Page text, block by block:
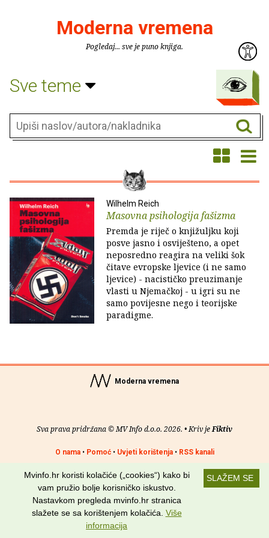
Moderna vremena
Pogledaj... sve je puno knjiga.
Sve teme
Wilhelm Reich
Masovna psihologija fašizma
Premda je riječ o knjižuljku koji
posve jasno i osviješteno, a opet
neposredno reagira na veliki šok
čitave evropske ljevice (i ne samo
ljevice) - nacističko preuzimanje
vlasti u Njemačkoj - u igri su ne
samo povijesne nego i teorijske
paradigme.
Moderna vremena
Sva prava pridržana © MV Info d.o.o. 2026. • Kriv jeFiktiv
O nama• Pomoć• Uvjeti korištenja• RSS kanali
Potraži nas na: SLAŽEM SE
Mvinfo.hr koristi kolačiće („cookies“) kako bi
vam pružio bolje korisničko iskustvo.
Nastavkom pregleda mvinfo.hr stranica
slažete se sa korištenjem kolačića. Više
informacija